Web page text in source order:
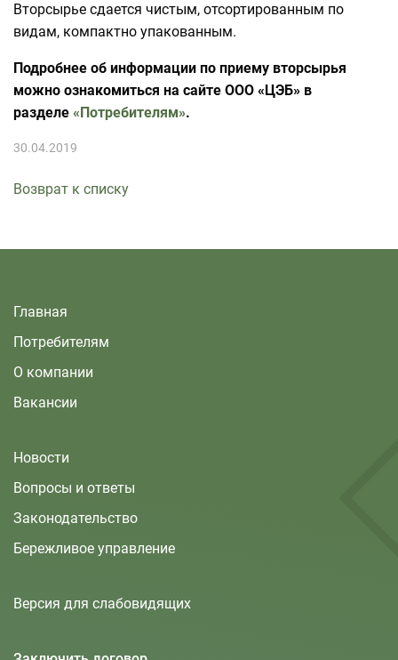
Вторсырье сдается чистым, отсортированным по
видам, компактно упакованным.
Подробнее об информации по приему вторсырья
можно ознакомиться на сайте ООО «ЦЭБ» в
разделе «Потребителям».
30.04.2019
Возврат к списку
Главная
Потребителям
О компании
Вакансии
Новости
Вопросы и ответы
Законодательство
Бережливое управление
Версия для слабовидящих